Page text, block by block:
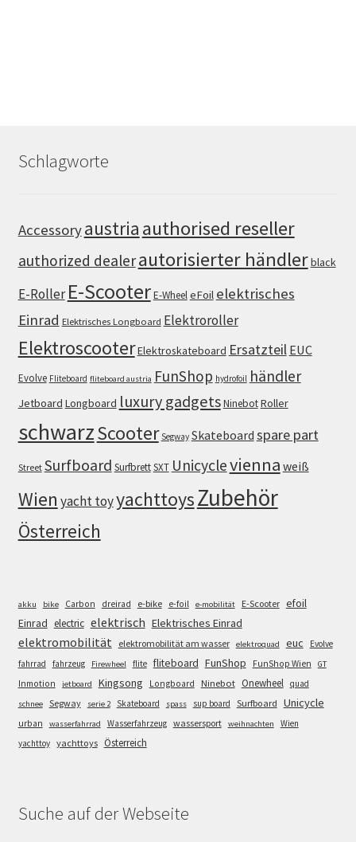
Schlagworte
Accessoryaustria authorised reseller
authorized dealerautorisierter händlerblack
E-Roller E-ScooterE-WheeleFoil elektrisches
Einrad Elektrisches Longboard Elektroroller
ElektroscooterElektroskateboard Ersatzteil EUC
Evolve Fliteboard fliteboard austria FunShop hydrofoil händler
Jetboard Longboard luxury gadgetsNinebotRoller
schwarzScooter Segway Skateboard spare part
Street Surfboard SurfbrettSXT Unicyclevienna weiß
Wien yacht toyyachttoysZubehör
Österreich
akku bike Carbon dreirad e-bike e-foil e-mobilität E-Scooter efoil
Einrad electric elektrisch Elektrisches Einrad
elektromobilität elektromobilität am wasser elektroquad euc
Evolve
fahrrad
fahrzeug Firewheel flite fliteboard FunShop FunShop Wien GT
Inmotion jetboard Kingsong Longboard Ninebot Onewheel quad
schnee Segway serie 2 Skateboard spass sup board Surfboard Unicycle
urban wasserfahrrad Wasserfahrzeug wassersport weihnachten
Wien
yachttoy yachttoys Österreich
Suche auf der Webseite